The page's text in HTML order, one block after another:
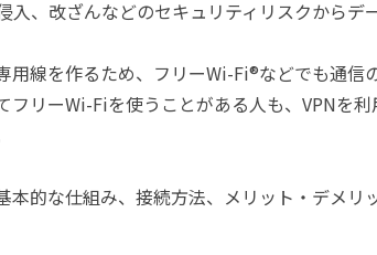
入、改ざんなどのセキュリティリスクからデ
用線を作るため、フリーWi-Fi®などでも通信
フリーWi-Fiを使うことがある人も、VPNを
本的な仕組み、接続方法、メリット・デメリ